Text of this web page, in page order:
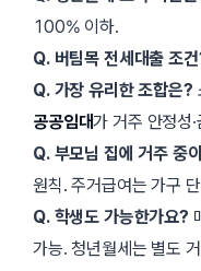
100% 이하.
Q. 버팀목 전세대출 조
Q. 가장 유리한 조합은?
공공임대가 거주 안정성
Q. 부모님 집에 거주 중
원칙. 주거급여는 가구
Q. 학생도 가능한가요?
가능. 청년월세는 별도